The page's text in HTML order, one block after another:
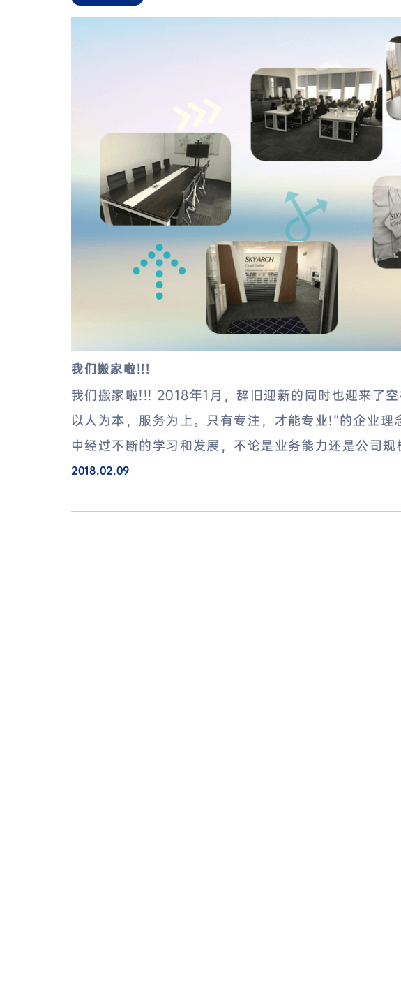
我们搬家啦!!!
我们搬家啦!!! 2018年1月，辞旧迎新的同时也迎来了
以人为本，服务为上。只有专注，才能专业!”的企业理
中经过不断的学习和发展，不论是业务能力还是公司
2018.02.09